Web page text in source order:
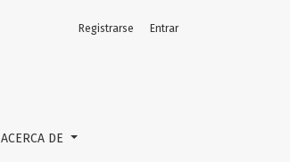
ACERCA DE
Registrarse Entrar